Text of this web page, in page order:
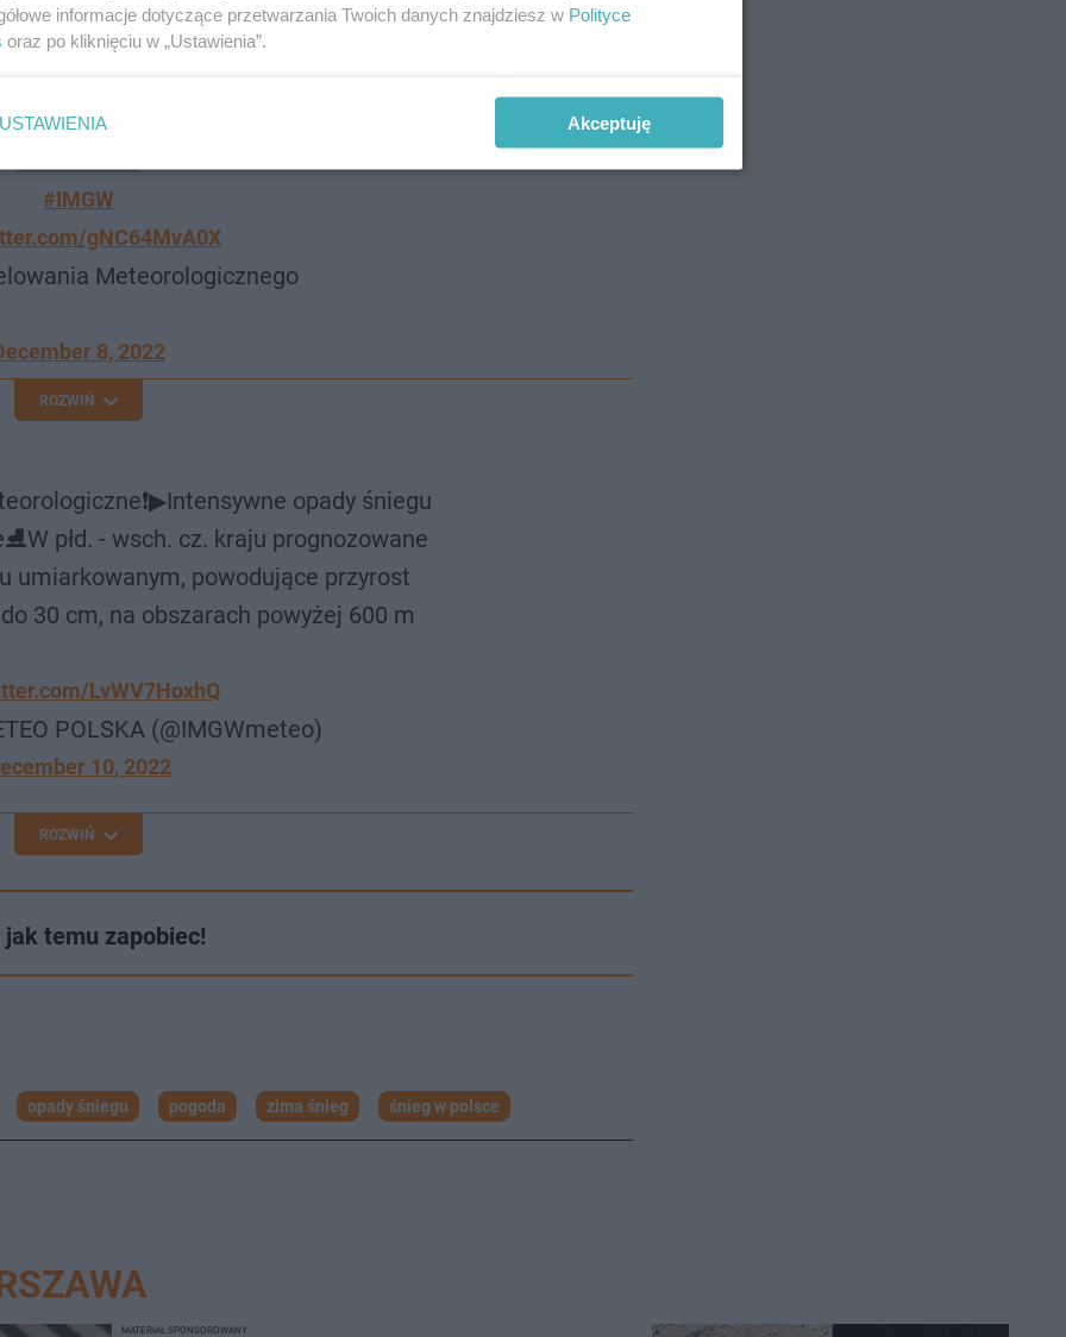
minimalnej? na 14 dni (GFS)?
#mróz
#IMGW
gNC64MvA0X
Meteorologicznego
8, 2022
ROZWIŃ
opady śniegu
płd. - wsch. cz. kraju prognozowane
umiarkowanym, powodujące przyrost
30 cm, na obszarach powyżej 600 m
LvWV7HoxhQ
POLSKA (@IMGWmeteo)
10, 2022
ROZWIŃ
temu zapobiec!
opady śniegu pogoda zima śnieg śnieg w polsce
MATERIAŁ SPONSOROWANY
informacje dotyczące przetwarzania Twoich danych znajdziesz w Polityce
oraz po kliknięciu w „Ustawienia”.
USTAWIENIA Akceptuję